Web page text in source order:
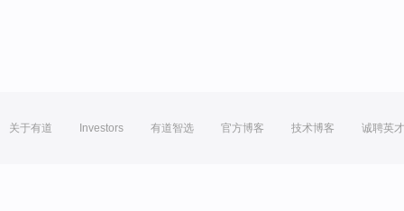
关于有道 Investors 有道智选 官方博客 技术博客 诚聘英才